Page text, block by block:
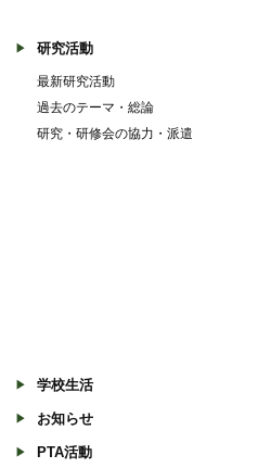
研究活動
最新研究活動
過去のテーマ・総論
研究・研修会の協力・派遣
学校生活
お知らせ
PTA活動